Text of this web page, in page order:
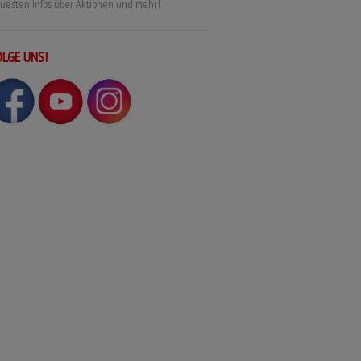
Infos über Aktionen und mehr!
UNS!